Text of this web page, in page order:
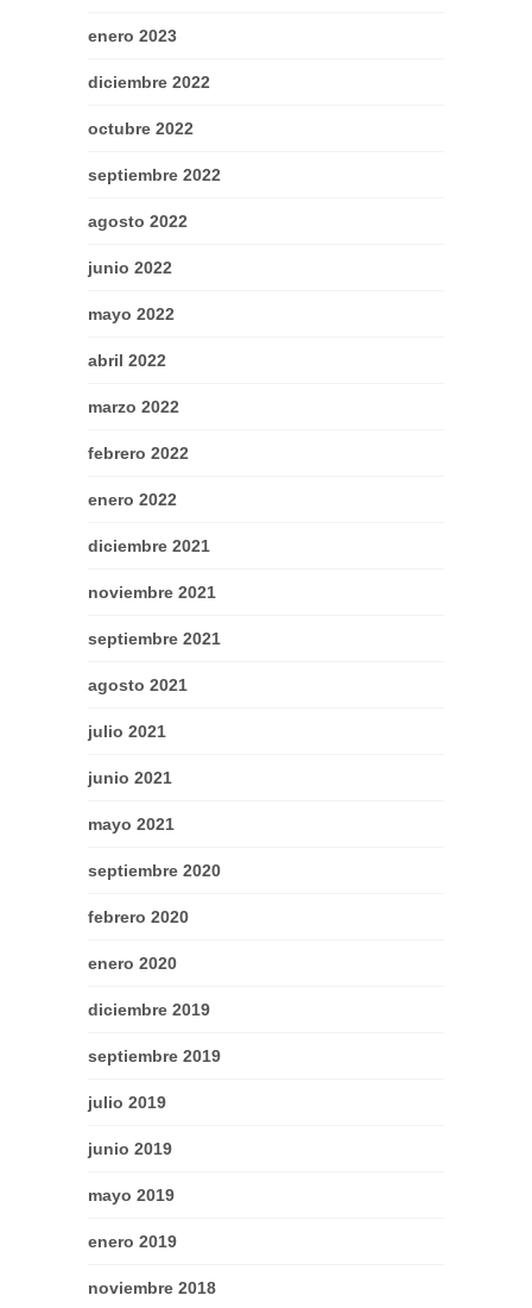
enero 2023
diciembre 2022
octubre 2022
septiembre 2022
agosto 2022
junio 2022
mayo 2022
abril 2022
marzo 2022
febrero 2022
enero 2022
diciembre 2021
noviembre 2021
septiembre 2021
agosto 2021
julio 2021
junio 2021
mayo 2021
septiembre 2020
febrero 2020
enero 2020
diciembre 2019
septiembre 2019
julio 2019
junio 2019
mayo 2019
enero 2019
noviembre 2018